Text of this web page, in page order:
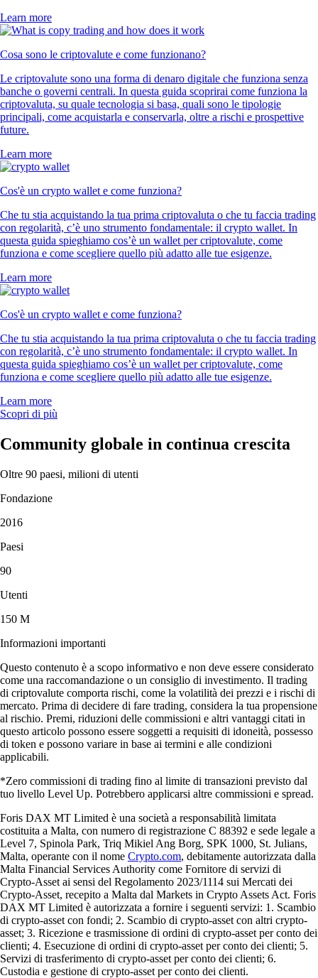
Learn more
Cosa sono le criptovalute e come funzionano?
Le criptovalute sono una forma di denaro digitale che funziona senza
banche o governi centrali. In questa guida scoprirai come funziona la
criptovaluta, su quale tecnologia si basa, quali sono le tipologie
principali, come acquistarla e conservarla, oltre a rischi e prospettive
future.
Learn more
Cos'è un crypto wallet e come funziona?
Che tu stia acquistando la tua prima criptovaluta o che tu faccia trading
con regolarità, c’è uno strumento fondamentale: il crypto wallet. In
questa guida spieghiamo cos’è un wallet per criptovalute, come
funziona e come scegliere quello più adatto alle tue esigenze.
Learn more
Cos'è un crypto wallet e come funziona?
Che tu stia acquistando la tua prima criptovaluta o che tu faccia trading
con regolarità, c’è uno strumento fondamentale: il crypto wallet. In
questa guida spieghiamo cos’è un wallet per criptovalute, come
funziona e come scegliere quello più adatto alle tue esigenze.
Learn more
Scopri di più
Community globale in continua crescita
Oltre 90 paesi, milioni di utenti
Fondazione
2016
Paesi
90
Utenti
150 M
Informazioni importanti
Questo contenuto è a scopo informativo e non deve essere considerato
come una raccomandazione o un consiglio di investimento. Il trading
di criptovalute comporta rischi, come la volatilità dei prezzi e i rischi di
mercato. Prima di decidere di fare trading, considera la tua propensione
al rischio. Premi, riduzioni delle commissioni e altri vantaggi citati in
questo articolo possono essere soggetti a requisiti di idoneità, possesso
di token e possono variare in base ai termini e alle condizioni
applicabili.
*Zero commissioni di trading fino al limite di transazioni previsto dal
tuo livello Level Up. Potrebbero applicarsi altre commissioni e spread.
Foris DAX MT Limited è una società a responsabilità limitata
costituita a Malta, con numero di registrazione C 88392 e sede legale a
Level 7, Spinola Park, Triq Mikiel Ang Borg, SPK 1000, St. Julians,
Malta, operante con il nome Crypto.com, debitamente autorizzata dalla
Malta Financial Services Authority come Fornitore di servizi di
Crypto-Asset ai sensi del Regolamento 2023/1114 sui Mercati dei
Crypto-Asset, recepito a Malta dal Markets in Crypto Assets Act. Foris
DAX MT Limited è autorizzata a fornire i seguenti servizi: 1. Scambio
di crypto-asset con fondi; 2. Scambio di crypto-asset con altri crypto-
asset; 3. Ricezione e trasmissione di ordini di crypto-asset per conto dei
clienti; 4. Esecuzione di ordini di crypto-asset per conto dei clienti; 5.
Servizi di trasferimento di crypto-asset per conto dei clienti; 6.
Custodia e gestione di crypto-asset per conto dei clienti.